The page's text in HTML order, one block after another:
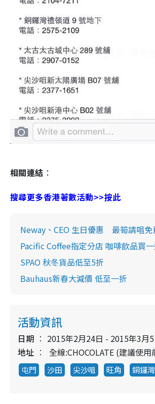
相關連結 ：
搜尋更多香港著數活動>>按此
Neway、CEO 生日優惠 最筍請唱免
Pacific Coffee指定分店 咖啡飲品買
SPAO 秋冬貨品低至5折
Bauhaus新春大減價 低至一折
活動資訊
日期
2015年2月24日 - 2015年3月
地址
全線:CHOCOLATE (建議使
屯門 沙田 尖沙咀 旺角 銅鑼灣